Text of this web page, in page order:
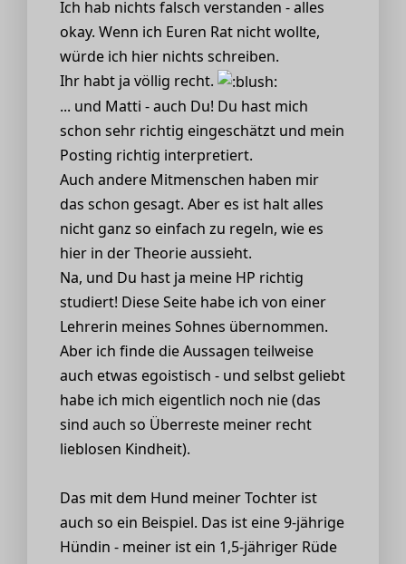
Ich hab nichts falsch verstanden - alles
okay. Wenn ich Euren Rat nicht wollte,
würde ich hier nichts schreiben.
Ihr habt ja völlig recht.
... und Matti - auch Du! Du hast mich
schon sehr richtig eingeschätzt und mein
Posting richtig interpretiert.
Auch andere Mitmenschen haben mir
das schon gesagt. Aber es ist halt alles
nicht ganz so einfach zu regeln, wie es
hier in der Theorie aussieht.
Na, und Du hast ja meine HP richtig
studiert! Diese Seite habe ich von einer
Lehrerin meines Sohnes übernommen.
Aber ich finde die Aussagen teilweise
auch etwas egoistisch - und selbst geliebt
habe ich mich eigentlich noch nie (das
sind auch so Überreste meiner recht
lieblosen Kindheit).
Das mit dem Hund meiner Tochter ist
auch so ein Beispiel. Das ist eine 9-jährige
Hündin - meiner ist ein 1,5-jähriger Rüde